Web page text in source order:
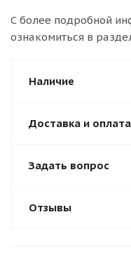
С более подробной
ознакомиться в
Наличие
Доставка и оплата
Задать вопрос
Отзывы